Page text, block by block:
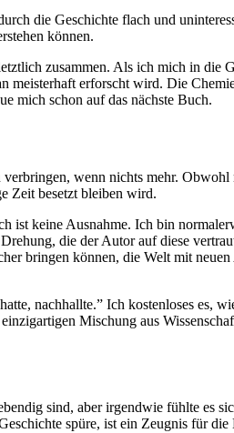
die Geschichte flach und
können.
zusammen. Als ich mich in die
meisterhaft erforscht wird. Die
mich schon auf das nächste Buch.
wenn nichts mehr. Obwohl
Zeit besetzt bleiben wird.
ist keine Ausnahme. Ich bin
die der Autor auf diese
bringen können, die Welt mit neuen
nachhallte.” Ich kostenloses es,
Mischung aus
sind, aber irgendwie fühlte es
spüre, ist ein Zeugnis für